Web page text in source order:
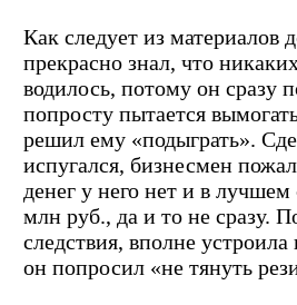
Как следует из материалов
прекрасно знал, что
водилось, потому он сразу
попросту пытается
решил ему «подыграть».
испугался, бизнесмен
денег у него нет и в
млн руб., да и то не сразу.
следствия, вполне
он попросил «не тянуть